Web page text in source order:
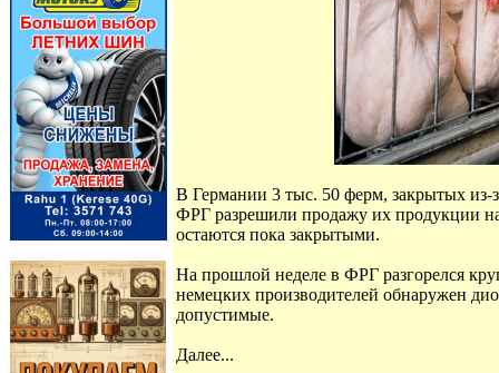
В Германии 3 тыс. 50 ферм, закрытых из-
ФРГ разрешили продажу их продукции
остаются пока закрытыми.
На прошлой неделе в ФРГ разгорелся
немецких производителей обнаружен
допустимые.
Далее...